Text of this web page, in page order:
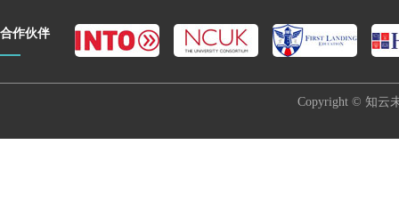
合作伙伴
Copyright © 知云